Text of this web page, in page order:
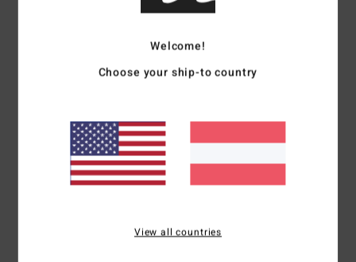
19 % Nylon, 11 % Elastan
Versand & Rückversand
Kundenbewertungen
3.0/5
Welcome!
Choose your ship-to country
View all countries